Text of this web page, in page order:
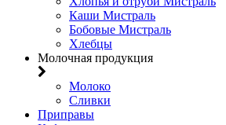
Каши Мистраль
Бобовые Мистраль
Хлебцы
Молочная продукция
Молоко
Сливки
Приправы